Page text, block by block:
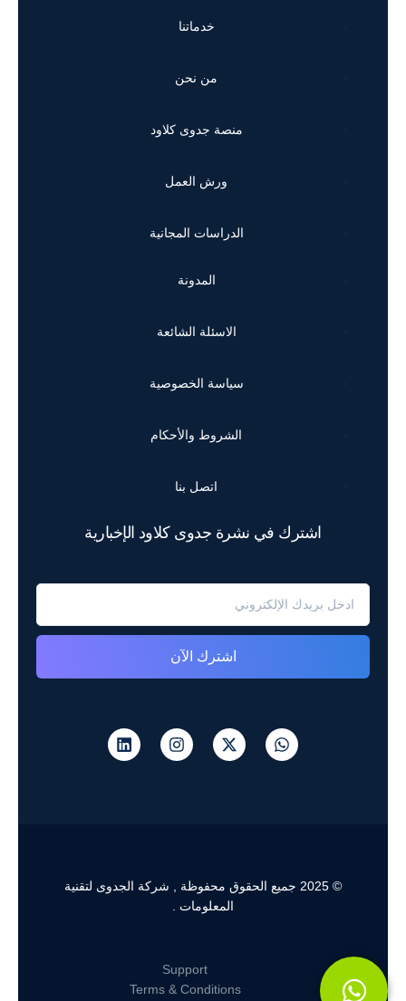
خدماتنا
من نحن
منصة جدوى كلاود
ورش العمل
الدراسات المجانية
المدونة
الاسئلة الشائعة
سياسة الخصوصية
الشروط والأحكام
اتصل بنا
اشترك في نشرة جدوى كلاود الإخبارية
اشترك الآن
© 2025 جميع الحقوق محفوظة , شركة الجدوى لتقنية
المعلومات .
Support
Terms & Conditions